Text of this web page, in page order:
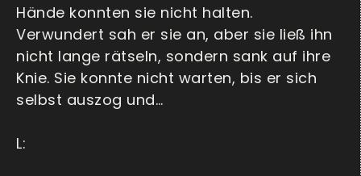
Hände konnten sie nicht halten.
Verwundert sah er sie an, aber sie ließ ihn
nicht lange rätseln, sondern sank auf ihre
Knie. Sie konnte nicht warten, bis er sich
selbst auszog und…
L: